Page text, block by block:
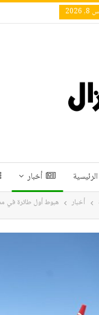
أخبار
أخبار هبوط أول طائرة في